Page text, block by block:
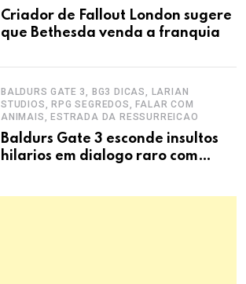
Criador de Fallout London sugere
que Bethesda venda a franquia
BALDURS GATE 3, BG3 DICAS, LARIAN
STUDIOS, RPG SEGREDOS, FALAR COM
ANIMAIS, ESTRADA DA RESSURREICAO
Baldurs Gate 3 esconde insultos
hilarios em dialogo raro com